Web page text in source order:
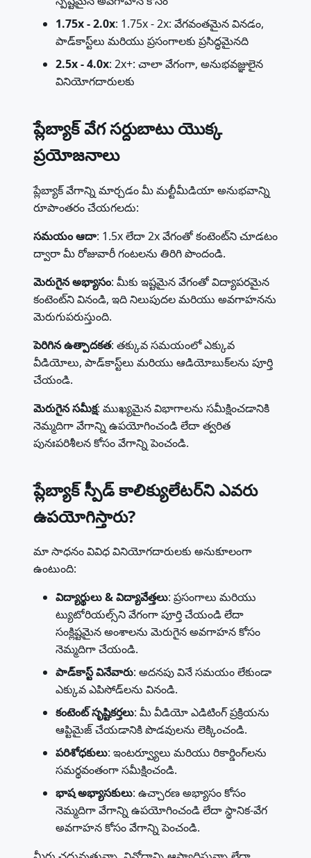
1.75x - 2.0x: 1.75x - 2x: వేగవంతమైన వినడం,
పాడ్‌కాస్ట్‌లు మరియు ప్రసంగాలకు ప్రసిద్ధమైనది
2.5x - 4.0x: 2x+: చాలా వేగంగా, అనుభవజ్ఞులైన
వినియోగదారులకు
ప్లేబ్యాక్ వేగ సర్దుబాటు యొక్క
ప్రయోజనాలు
ప్లేబ్యాక్ వేగాన్ని మార్చడం మీ మల్టీమీడియా అనుభవాన్ని
రూపాంతరం చేయగలదు:
సమయం ఆదా: 1.5x లేదా 2x వేగంతో కంటెంట్‌ని చూడటం
ద్వారా మీ రోజువారీ గంటలను తిరిగి పొందండి.
మెరుగైన అభ్యాసం: మీకు ఇష్టమైన వేగంతో విద్యాపరమైన
కంటెంట్‌ని వినండి, ఇది నిలుపుదల మరియు అవగాహనను
మెరుగుపరుస్తుంది.
పెరిగిన ఉత్పాదకత: తక్కువ సమయంలో ఎక్కువ
వీడియోలు, పాడ్‌కాస్ట్‌లు మరియు ఆడియోబుక్‌లను పూర్తి
చేయండి.
మెరుగైన సమీక్ష: ముఖ్యమైన విభాగాలను సమీక్షించడానికి
నెమ్మదిగా వేగాన్ని ఉపయోగించండి లేదా త్వరిత
పునఃపరిశీలన కోసం వేగాన్ని పెంచండి.
ప్లేబ్యాక్ స్పీడ్ కాలిక్యులేటర్‌ని ఎవరు
ఉపయోగిస్తారు?
మా సాధనం వివిధ వినియోగదారులకు అనుకూలంగా
ఉంటుంది:
విద్యార్థులు & విద్యావేత్తలు: ప్రసంగాలు మరియు
ట్యుటోరియల్స్‌ని వేగంగా పూర్తి చేయండి లేదా
సంక్లిష్టమైన అంశాలను మెరుగైన అవగాహన కోసం
నెమ్మదిగా చేయండి.
పాడ్‌కాస్ట్ వినేవారు: అదనపు వినే సమయం లేకుండా
ఎక్కువ ఎపిసోడ్‌లను వినండి.
కంటెంట్ సృష్టికర్తలు: మీ వీడియో ఎడిటింగ్ ప్రక్రియను
ఆప్టిమైజ్ చేయడానికి పొడవులను లెక్కించండి.
పరిశోధకులు: ఇంటర్వ్యూలు మరియు రికార్డింగ్‌లను
సమర్థవంతంగా సమీక్షించండి.
భాష అభ్యాసకులు: ఉచ్చారణ అభ్యాసం కోసం
నెమ్మదిగా వేగాన్ని ఉపయోగించండి లేదా స్థానిక-వేగ
అవగాహన కోసం వేగాన్ని పెంచండి.